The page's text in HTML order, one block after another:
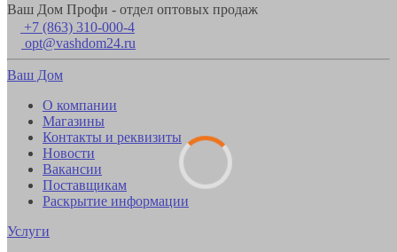
Ваш Дом Профи - отдел оптовых продаж
+7 (863) 310-000-4
opt@vashdom24.ru
Ваш Дом
О компании
Магазины
Контакты и реквизиты
Новости
Вакансии
Поставщикам
Раскрытие информации
Услуги